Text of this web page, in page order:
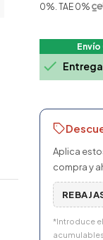
0%. TAE 0%
Envío

Aplica
compra y
*Introduce